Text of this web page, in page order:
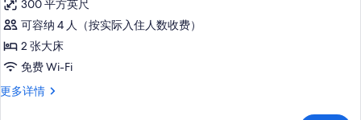
所
有
照
片
(Tower)
更
多
信
息
人
房
（单
入
300 平方英尺
可容纳 4 人（按实际入住人数收费）
2 张大床
免费 Wi-Fi
更多详情
双